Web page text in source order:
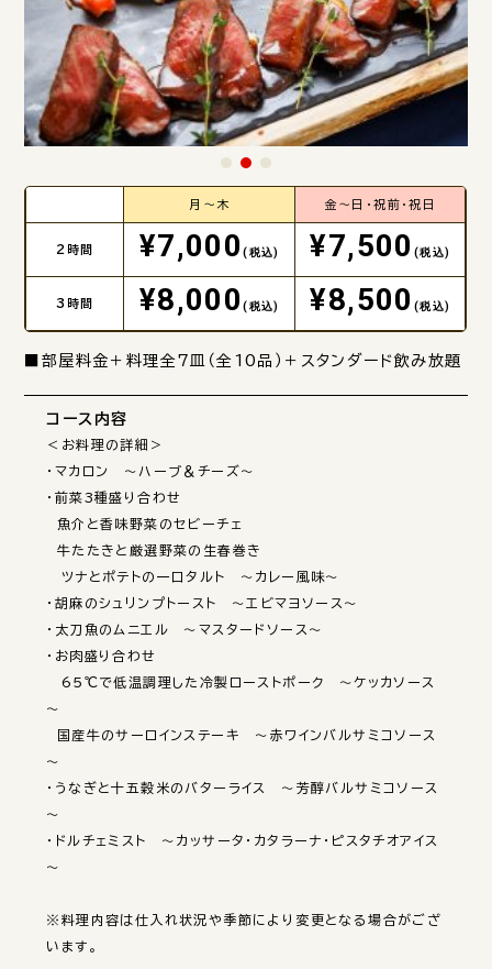
月～木 金～日・祝前・祝日
2時間 ¥7,000(税込) ¥7,500 (税込)
3時間 ¥8,000(税込) ¥8,500 (税込)
■部屋料金＋料理全7皿（全10品）＋スタンダード飲み放題
コース内容
＜お料理の詳細＞
・マカロン　～ハーブ＆チーズ～
・前菜3種盛り合わせ
魚介と香味野菜のセビーチェ
牛たたきと厳選野菜の生春巻き
ツナとポテトの一口タルト　～カレー風味～
・胡麻のシュリンプトースト　～エビマヨソース～
・太刀魚のムニエル　～マスタードソース～
・お肉盛り合わせ
65℃で低温調理した冷製ローストポーク　～ケッカソース
～
国産牛のサーロインステーキ　～赤ワインバルサミコソース
～
・うなぎと十五穀米のバターライス　～芳醇バルサミコソース
～
・ドルチェミスト　～カッサータ・カタラーナ・ピスタチオアイス
～
※料理内容は仕入れ状況や季節により変更となる場合がござ
います。